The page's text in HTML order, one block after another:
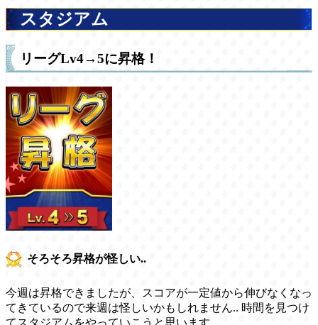
スタジアム
リーグLv4→5に昇格！
そろそろ昇格が怪しい..
今週は昇格できましたが、スコアが一定値から伸びなくなっ
てきているので来週は怪しいかもしれません.. 時間を見つけ
てスタジアムをやっていこうと思います。